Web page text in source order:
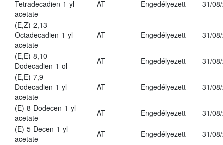
Tetradecadien-1-yl
acetate
AT Engedélyezett 31/
(E,Z)-2,13-
Octadecadien-1-yl
acetate
AT Engedélyezett 31/
(E,E)-8,10-
Dodecadien-1-ol
AT Engedélyezett
31/
(E,E)-7,9-
Dodecadien-1-yl
acetate
AT Engedélyezett 31/
(E)-8-Dodecen-1-yl
acetate
AT Engedélyezett
31/
(E)-5-Decen-1-yl
acetate
AT Engedélyezett
31/